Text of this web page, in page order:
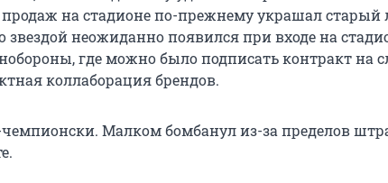
на стадионе по-прежнему украшал старый
звездой неожиданно появился при входе на
где можно было подписать контракт на
коллаборация брендов.
чемпионски. Малком бомбанул из-за пределов